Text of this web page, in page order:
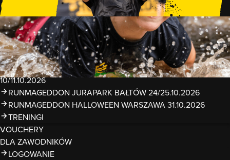
RUNMAGEDDON ERGO ARENA GDAŃSK/SOPOT
12/13.09.2026
RUNMAGEDDON KIDS: DEMO WARSZAWA 24/26.09.2026
RUNMAGEDDON WROCŁAW KOPALNIA ROLANTOWICE
26/27.09.2026
RUNMAGEDDON WARSZAWA TWIERDZA MODLIN
10/11.10.2026
RUNMAGEDDON JURAPARK BAŁTÓW 24/25.10.2026
RUNMAGEDDON HALLOWEEN WARSZAWA 31.10.2026
TRENINGI
VOUCHERY
DLA ZAWODNIKÓW
LOGOWANIE